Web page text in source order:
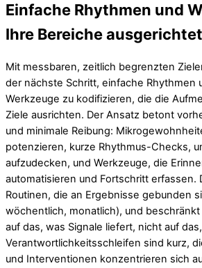
Einfache Rhythmen und
Ihre Bereiche
Mit messbaren, zeitlich begrenzten
der nächste Schritt, einfache Rhythmen
Werkzeuge zu kodifizieren, die die
Ziele ausrichten. Der Ansatz betont
und minimale Reibung:
potenzieren, kurze Rhythmus-Checks,
aufzudecken, und Werkzeuge, die
automatisieren und Fortschritt erfassen.
Routinen, die an Ergebnisse gebunden
wöchentlich, monatlich), und
auf das, was Signale liefert, nicht auf
Verantwortlichkeitsschleifen sind kurz,
und Interventionen konzentrieren sich